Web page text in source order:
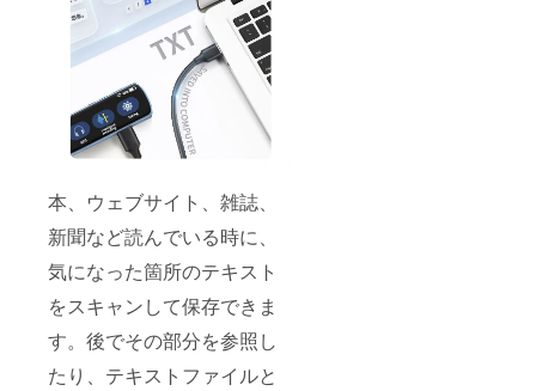
本、ウェブサイト、雑誌、
新聞など読んでいる時に、
気になった箇所のテキスト
をスキャンして保存できま
す。後でその部分を参照し
たり、テキストファイルと